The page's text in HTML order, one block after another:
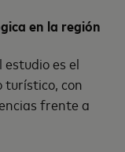
en la región
es el
turístico, con
frente a